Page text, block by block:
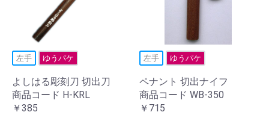
左手 ゆうパケ
よしはる彫刻刀 切出刀
商品コード H-KRL
￥385
左手 ゆうパケ
ペナント 切出ナイフ
商品コード WB-350
￥715